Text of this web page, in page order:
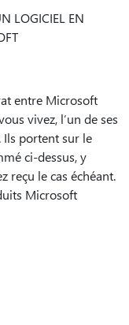
LOGICIEL EN
entre Microsoft
vivez, l’un de ses
Ils portent sur le
ci-dessus, y
reçu le cas échéant.
Microsoft